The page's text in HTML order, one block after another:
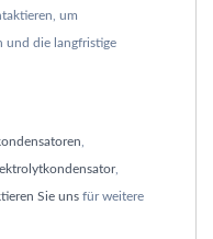
um
und die langfristige
,
,
Sie uns für weitere